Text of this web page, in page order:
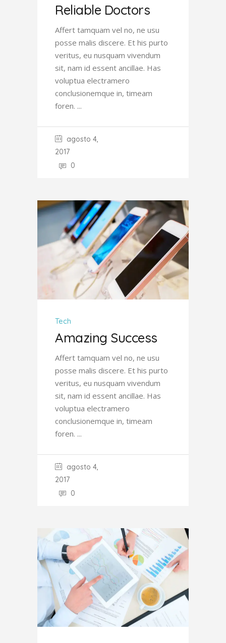
Reliable Doctors
Affert tamquam vel no, ne usu
posse malis discere. Et his purto
veritus, eu nusquam vivendum
sit, nam id essent ancillae. Has
voluptua electramero
conclusionemque in, timeam
foren.
agosto 4,
2017
0
Tech
Amazing Success
Affert tamquam vel no, ne usu
posse malis discere. Et his purto
veritus, eu nusquam vivendum
sit, nam id essent ancillae. Has
voluptua electramero
conclusionemque in, timeam
foren.
agosto 4,
2017
0